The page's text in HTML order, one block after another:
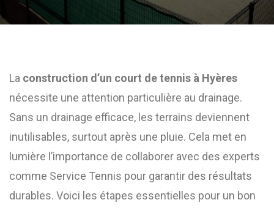
La construction d’un court de tennis à Hyères
nécessite une attention particulière au drainage.
Sans un drainage efficace, les terrains deviennent
inutilisables, surtout après une pluie. Cela met en
lumière l’importance de collaborer avec des experts
comme Service Tennis pour garantir des résultats
durables. Voici les étapes essentielles pour un bon